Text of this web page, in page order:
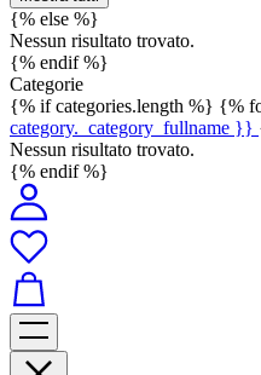
{% else %}
Nessun risultato trovato.
{% endif %}
Categorie
{% if categories.length %} {%
category._category_fullname }}
Nessun risultato trovato.
{% endif %}